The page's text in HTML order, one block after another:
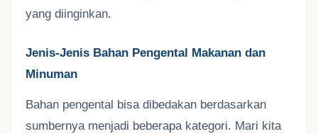
yang diinginkan.
Jenis-Jenis Bahan Pengental Makanan dan
Minuman
Bahan pengental bisa dibedakan berdasarkan
sumbernya menjadi beberapa kategori. Mari kita